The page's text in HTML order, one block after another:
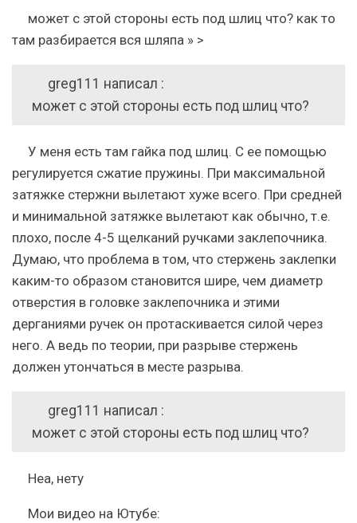
может с этой стороны есть под шлиц что? как то
там разбирается вся шляпа » >
greg111 написал :
может с этой стороны есть под шлиц что?
У меня есть там гайка под шлиц. С ее помощью
регулируется сжатие пружины. При максимальной
затяжке стержни вылетают хуже всего. При средней
и минимальной затяжке вылетают как обычно, т.е.
плохо, после 4-5 щелканий ручками заклепочника.
Думаю, что проблема в том, что стержень заклепки
каким-то образом становится шире, чем диаметр
отверстия в головке заклепочника и этими
дерганиями ручек он протаскивается силой через
него. А ведь по теории, при разрыве стержень
должен утончаться в месте разрыва.
greg111 написал :
может с этой стороны есть под шлиц что?
Неа, нету
Мои видео на Ютубе: